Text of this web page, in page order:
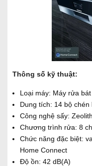
Thông số kỹ thuật:
Loại máy: Máy rửa
Dung tích: 14 bộ chén
Công nghệ sấy: Zeolith
Chương trình rửa: 8
Chức năng đặc biệt:
Home Connect
Độ ồn: 42 dB(A)